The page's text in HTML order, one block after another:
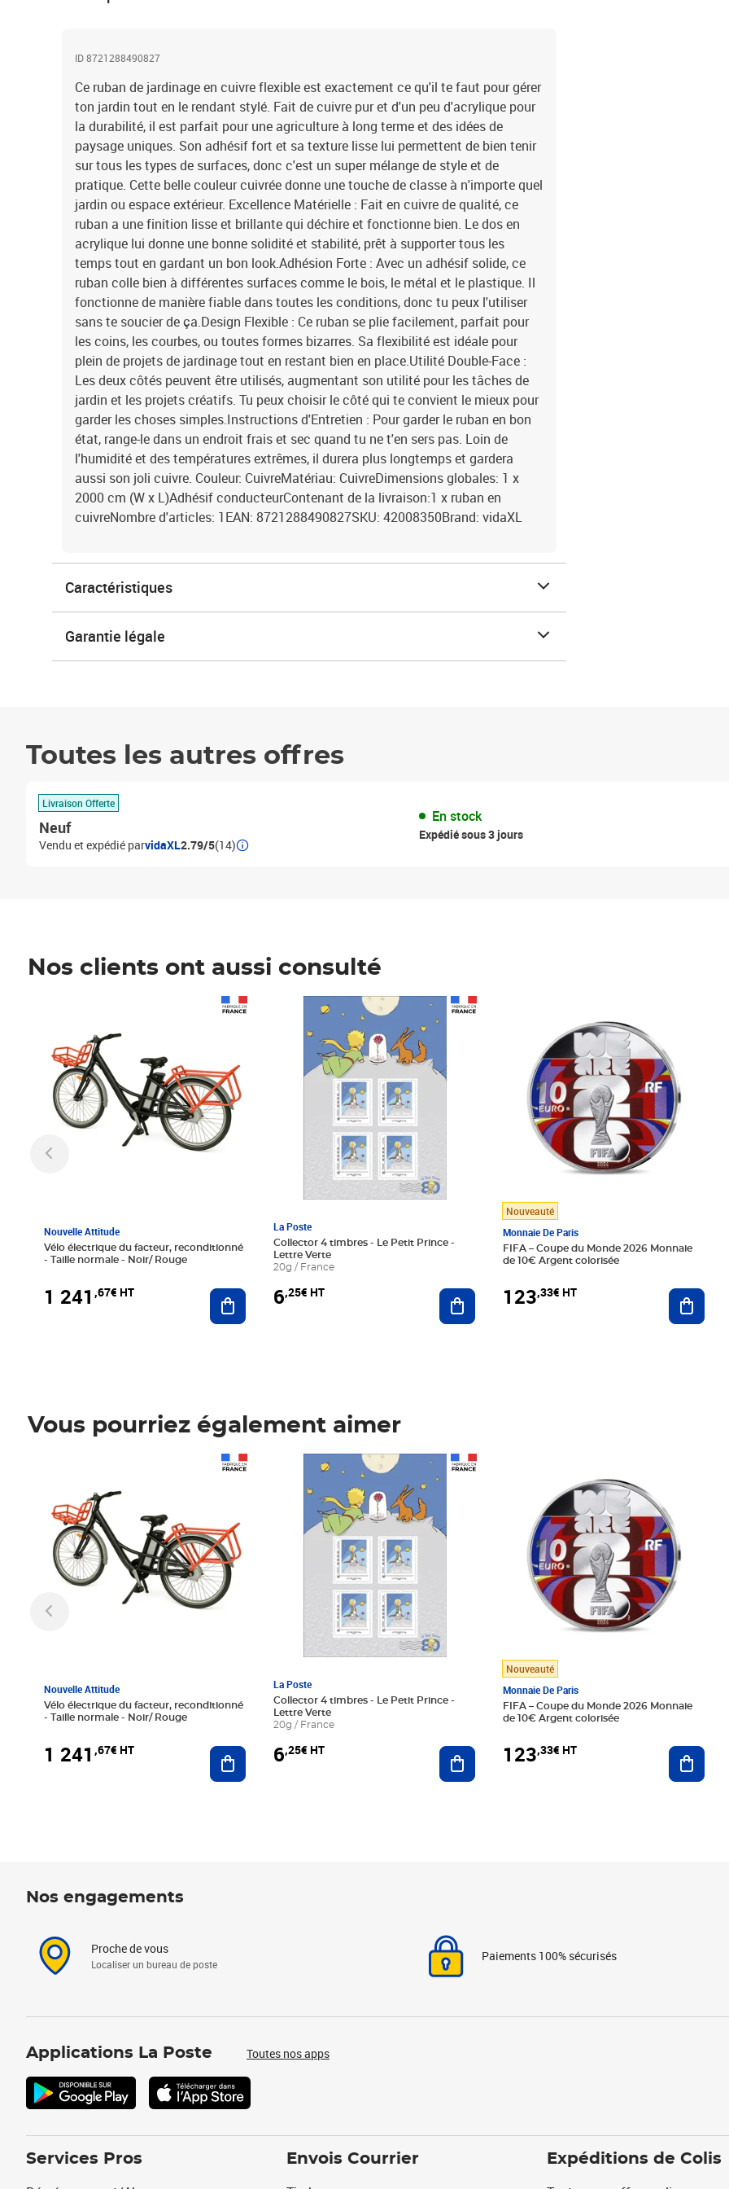
ID 8721288490827
Ce ruban de jardinage en cuivre flexible est exactement ce qu'il te faut pour gérer
ton jardin tout en le rendant stylé. Fait de cuivre pur et d'un peu d'acrylique pour
la durabilité, il est parfait pour une agriculture à long terme et des idées de
paysage uniques. Son adhésif fort et sa texture lisse lui permettent de bien tenir
sur tous les types de surfaces, donc c'est un super mélange de style et de
pratique. Cette belle couleur cuivrée donne une touche de classe à n'importe quel
jardin ou espace extérieur. Excellence Matérielle : Fait en cuivre de qualité, ce
ruban a une finition lisse et brillante qui déchire et fonctionne bien. Le dos en
acrylique lui donne une bonne solidité et stabilité, prêt à supporter tous les
temps tout en gardant un bon look.Adhésion Forte : Avec un adhésif solide, ce
ruban colle bien à différentes surfaces comme le bois, le métal et le plastique. Il
fonctionne de manière fiable dans toutes les conditions, donc tu peux l'utiliser
sans te soucier de ça.Design Flexible : Ce ruban se plie facilement, parfait pour
les coins, les courbes, ou toutes formes bizarres. Sa flexibilité est idéale pour
plein de projets de jardinage tout en restant bien en place.Utilité Double-Face :
Les deux côtés peuvent être utilisés, augmentant son utilité pour les tâches de
jardin et les projets créatifs. Tu peux choisir le côté qui te convient le mieux pour
garder les choses simples.Instructions d'Entretien : Pour garder le ruban en bon
état, range-le dans un endroit frais et sec quand tu ne t'en sers pas. Loin de
l'humidité et des températures extrêmes, il durera plus longtemps et gardera
aussi son joli cuivre. Couleur: CuivreMatériau: CuivreDimensions globales: 1 x
2000 cm (W x L)Adhésif conducteurContenant de la livraison:1 x ruban en
cuivreNombre d'articles: 1EAN: 8721288490827SKU: 42008350Brand: vidaXL
Caractéristiques
Garantie légale
Toutes les autres offres
Livraison Offerte
Neuf
Vendu et expédié parvidaXL2.79/5(14)
En stock
Expédié sous 3 jours
Nos clients ont aussi consulté
Nouvelle Attitude
Vélo électrique du facteur, reconditionné
- Taille normale - Noir/ Rouge
1 241 ,67€ HT Ajouter au panier
La Poste
Collector 4 timbres - Le Petit Prince -
Lettre Verte
20g / France
6,25€ HT
Prix 6,25€ HT
Ajouter au panier
Nouveauté
Monnaie De Paris
FIFA – Coupe du Monde 2026 Monnaie
de 10€ Argent colorisée
123,33€ HT
Vous pourriez également aimer
Nouvelle Attitude
Vélo électrique du facteur, reconditionné
- Taille normale - Noir/ Rouge
1 241 ,67€ HT Ajouter au panier
La Poste
Collector 4 timbres - Le Petit Prince -
Lettre Verte
20g / France
6,25€ HT
Prix 6,25€ HT
Ajouter au panier
Nouveauté
Monnaie De Paris
FIFA – Coupe du Monde 2026 Monnaie
de 10€ Argent colorisée
123,33€ HT
Nos engagements
Proche de vous
Localiser un bureau de poste
Paiements 100% sécurisés
Applications La Poste Toutes nos apps
Services Pros Envois Courrier Expéditions de Colis